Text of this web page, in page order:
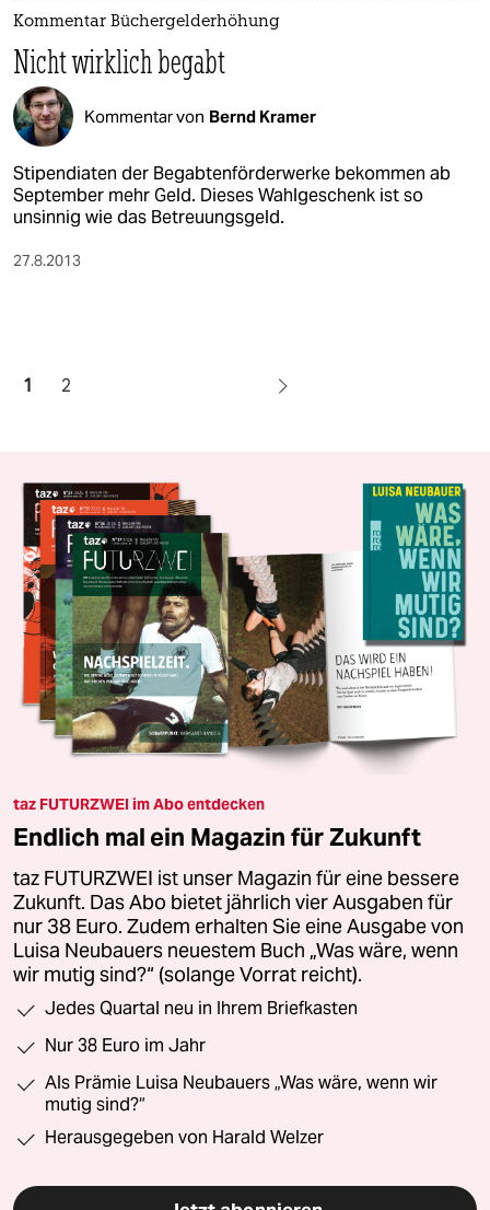
Kommentar Büchergelderhöhung
Nicht wirklich begabt
Kommentar von Bernd Kramer
Stipendiaten der Begabtenförderwerke bekommen ab
September mehr Geld. Dieses Wahlgeschenk ist so
unsinnig wie das Betreuungsgeld.
27.8.2013
1 2
taz FUTURZWEI im Abo entdecken
Endlich mal ein Magazin für Zukunft
taz FUTURZWEI ist unser Magazin für eine bessere
Zukunft. Das Abo bietet jährlich vier Ausgaben für
nur 38 Euro. Zudem erhalten Sie eine Ausgabe von
Luisa Neubauers neuestem Buch „Was wäre, wenn
wir mutig sind?“ (solange Vorrat reicht).
Jedes Quartal neu in Ihrem Briefkasten
Nur 38 Euro im Jahr
Als Prämie Luisa Neubauers „Was wäre, wenn wir
mutig sind?“
Herausgegeben von Harald Welzer